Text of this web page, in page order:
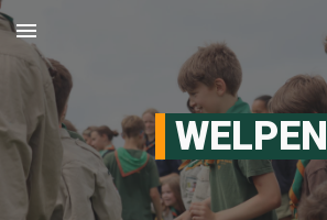
Skip to main content
WELPEN